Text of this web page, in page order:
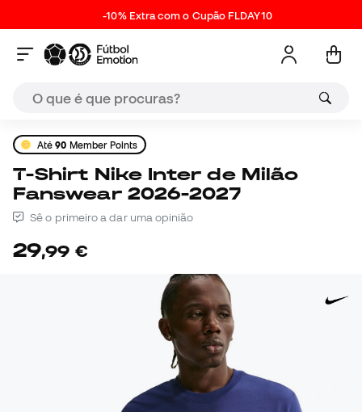
-10% Extra com o Cupão FLDAY10
Até90 Member Points
T-Shirt Nike Inter de Milão
Fanswear 2026-2027
Sê o primeiro a dar uma opinião
29,99 €